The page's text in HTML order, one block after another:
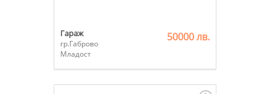
Гараж
гр.Габрово
Младост
50000 лв.